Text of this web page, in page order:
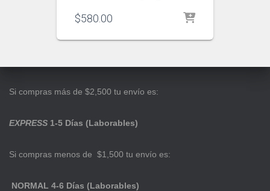
$580.00
Si compras más de $2,500 tu envío es:
EXPRESS 1-5 Días (Laborables)
Si compras menos de $1,500 tu envío es:
NORMAL 4-6 Días (Laborables)